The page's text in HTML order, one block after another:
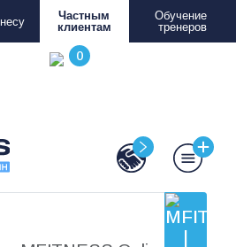
Частным
клиентам
Обучение
тренеров